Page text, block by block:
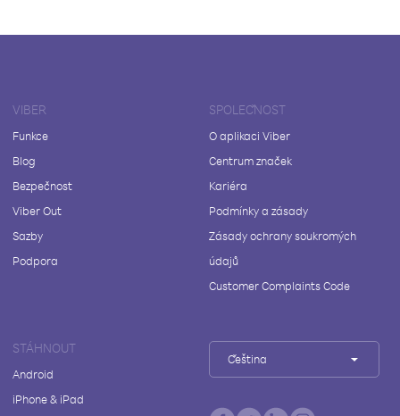
VIBER
Funkce
Blog
Bezpečnost
Viber Out
Sazby
Podpora
SPOLEČNOST
O aplikaci Viber
Centrum značek
Kariéra
Podmínky a zásady
Zásady ochrany soukromých
údajů
Customer Complaints Code
STÁHNOUT
Android
iPhone & iPad
Čeština